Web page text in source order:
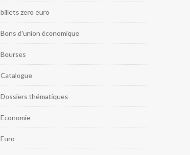
billets zero euro
Bons d'union économique
Bourses
Catalogue
Dossiers thématiques
Economie
Euro